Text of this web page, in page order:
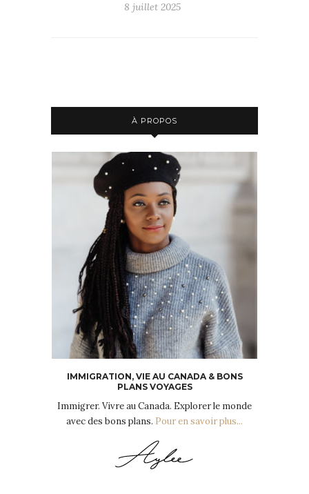
8 juillet 2025
À PROPOS
IMMIGRATION, VIE AU CANADA & BONS
PLANS VOYAGES
Immigrer. Vivre au Canada. Explorer le monde
avec des bons plans. Pour en savoir plus...